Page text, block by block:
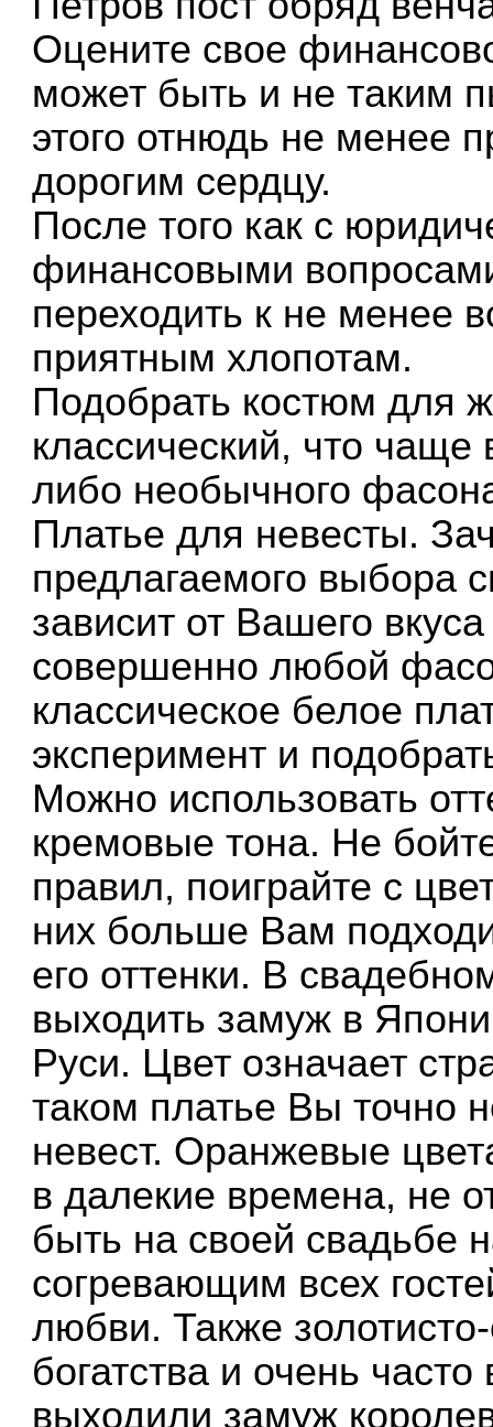
Оцените свое
может быть и не таким
этого отнюдь не менее
дорогим сердцу.
После того как с
финансовыми
переходить к не менее
приятным хлопотам.
Подобрать костюм для
классический, что
либо необычного
Платье для невесты.
предлагаемого выбора
зависит от Вашего
совершенно любой
классическое белое
эксперимент и
Можно использовать
кремовые тона. Не
правил, поиграйте с
них больше Вам
его оттенки. В
выходить замуж в
Руси. Цвет означает
таком платье Вы точно
невест. Оранжевые
в далекие времена, не
быть на своей свадьбе
согревающим всех
любви. Также
богатства и очень часто
выходили замуж